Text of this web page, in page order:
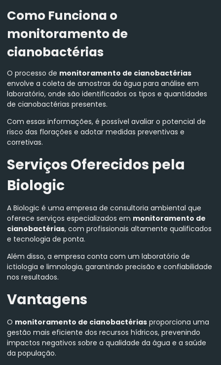
Como Funciona o
monitoramento de
cianobactérias
O processo de monitoramento de cianobactérias
envolve a coleta de amostras da água para análise em
laboratório, onde são identificados os tipos e quantidades
de cianobactérias presentes.
Com essas informações, é possível avaliar o potencial de
risco das florações e adotar medidas preventivas e
corretivas.
Serviços Oferecidos pela
Biologic
A Biologic é uma empresa de consultoria ambiental que
oferece serviços especializados em monitoramento de
cianobactérias, com profissionais altamente qualificados
e tecnologia de ponta.
Além disso, a empresa conta com um laboratório de
ictiologia e limnologia, garantindo precisão e confiabilidade
nos resultados.
Vantagens
O monitoramento de cianobactérias proporciona uma
gestão mais eficiente dos recursos hídricos, prevenindo
impactos negativos sobre a qualidade da água e a saúde
da população.